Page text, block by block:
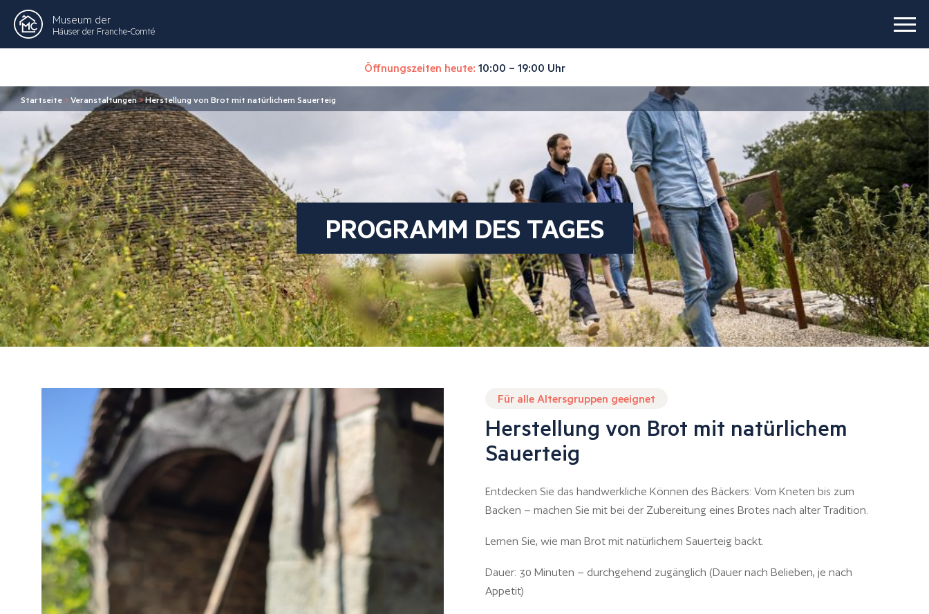
Museum der
Häuser der Franche-Comté
Öffnungszeiten heute: 10:00 – 19:00 Uhr
Startseite >Veranstaltungen>Herstellung von Brot mit natürlichem Sauerteig
PROGRAMM DES TAGES
Für alle Altersgruppen geeignet
Herstellung von Brot mit natürlichem
Sauerteig
Entdecken Sie das handwerkliche Können des Bäckers: Vom Kneten bis zum
Backen – machen Sie mit bei der Zubereitung eines Brotes nach alter Tradition.
Lernen Sie, wie man Brot mit natürlichem Sauerteig backt.
Dauer: 30 Minuten – durchgehend zugänglich (Dauer nach Belieben, je nach
Appetit)